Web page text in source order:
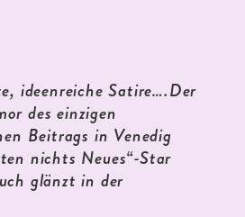
ideenreiche Satire….Der
des einzigen
Beitrags in Venedig
nichts Neues“-Star
glänzt in der